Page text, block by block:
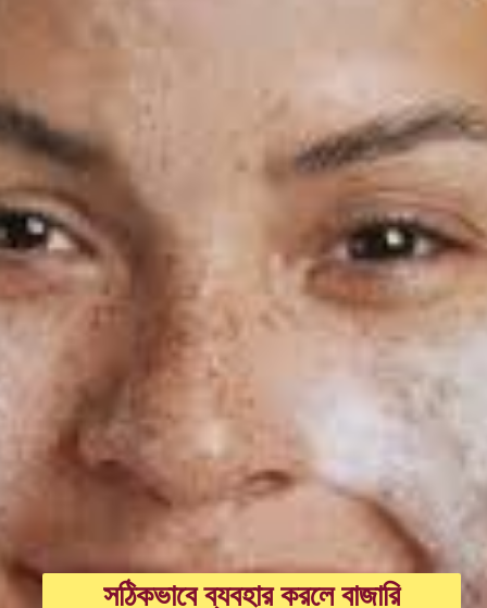
সঠিকভাবে ব্যবহার করলে বাজারি